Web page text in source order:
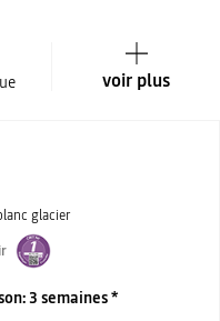
voir plus
glacier
3 semaines *